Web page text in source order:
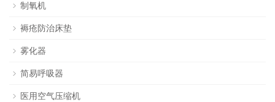
制氧机
褥疮防治床垫
雾化器
简易呼吸器
医用空气压缩机